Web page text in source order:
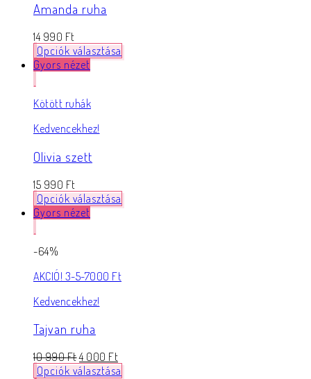
Amanda ruha
14 990 Ft
Opciók választása
Gyors nézet
Kötött ruhák
Kedvencekhez!
Olivia szett
15 990 Ft
Opciók választása
Gyors nézet
-64%
AKCIÓ! 3-5-7000 Ft
Kedvencekhez!
Tajvan ruha
10 990Ft4 000 Ft
Opciók választása